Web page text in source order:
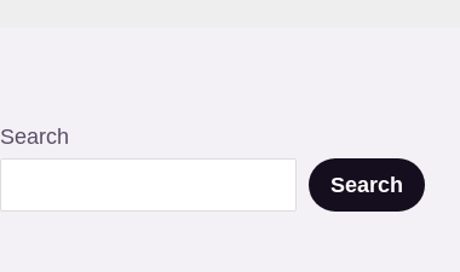
Search
Search